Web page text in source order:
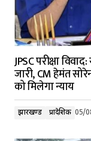
JPSC परीक्षा
जारी, CM हेमंत
को मिलेगा न्याय
झारखण्ड प्रादेशिक 05/